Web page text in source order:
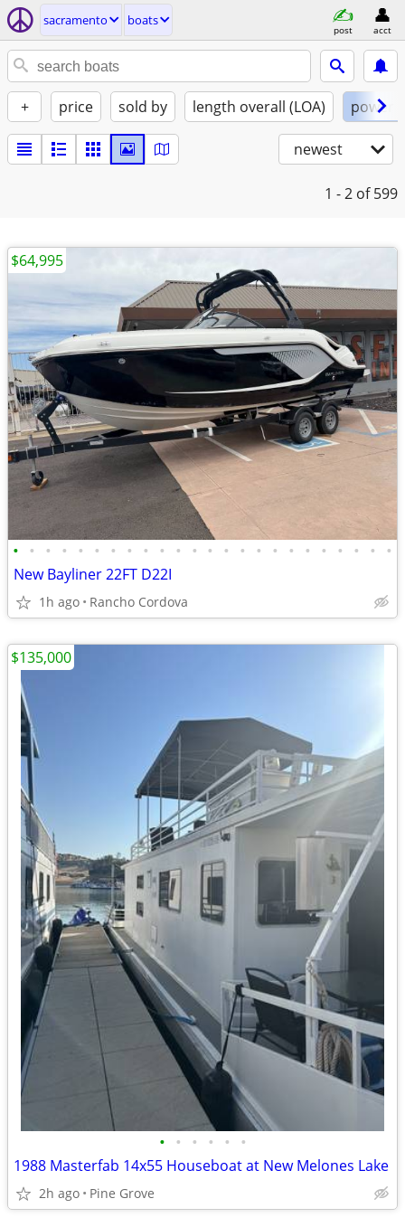
sacramento boats
post acct
+ price sold by length overall (LOA) power
newest
1 - 2 of 599
• • • • • • • • • • • • • • • • • • • • • • • •
New Bayliner 22FT D22I
1h ago Rancho Cordova
$64,995
• • • • • •
1988 Masterfab 14x55 Houseboat at New Melones Lake
2h ago Pine Grove
$135,000